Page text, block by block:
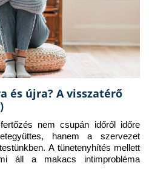
és újra? A visszatérő
nem csupán időről időre
hanem a szervezet
A tünetenyhítés mellett
áll a makacs intimprobléma